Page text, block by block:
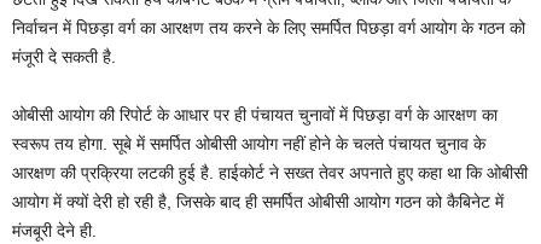
निर्वाचन में पिछड़ा वर्ग का आरक्षण तय करने के लिए समर्पित पिछड़ा वर्ग आयोग के गठन को
मंजूरी दे सकती है.
ओबीसी आयोग की रिपोर्ट के आधार पर ही पंचायत चुनावों में पिछड़ा वर्ग के आरक्षण का
स्वरूप तय होगा. सूबे में समर्पित ओबीसी आयोग नहीं होने के चलते पंचायत चुनाव के
आरक्षण की प्रक्रिया लटकी हुई है. हाईकोर्ट ने सख्त तेवर अपनाते हुए कहा था कि ओबीसी
आयोग में क्यों देरी हो रही है, जिसके बाद ही समर्पित ओबीसी आयोग गठन को कैबिनेट में
मंजबूरी देने ही.